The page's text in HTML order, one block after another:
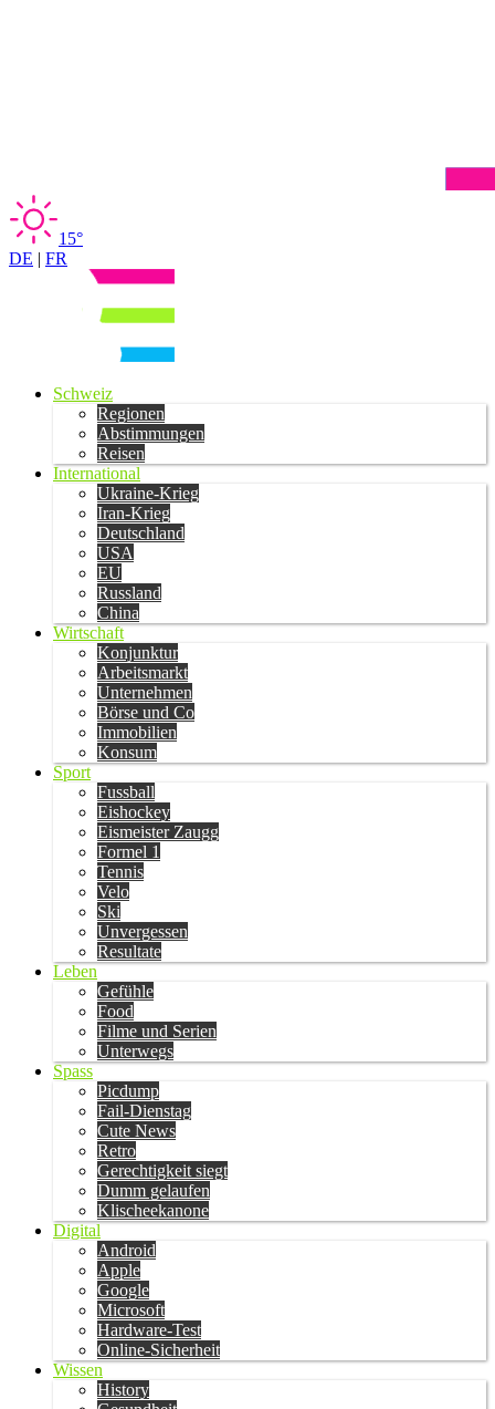
15°
DE | FR
Schweiz
Regionen
Abstimmungen
Reisen
International
Ukraine-Krieg
Iran-Krieg
Deutschland
USA
EU
Russland
China
Wirtschaft
Konjunktur
Arbeitsmarkt
Unternehmen
Börse und Co
Immobilien
Konsum
Sport
Fussball
Eishockey
Eismeister Zaugg
Formel 1
Tennis
Velo
Ski
Unvergessen
Resultate
Leben
Gefühle
Food
Filme und Serien
Unterwegs
Spass
Picdump
Fail-Dienstag
Cute News
Retro
Gerechtigkeit siegt
Dumm gelaufen
Klischeekanone
Digital
Android
Apple
Google
Microsoft
Hardware-Test
Online-Sicherheit
Wissen
History